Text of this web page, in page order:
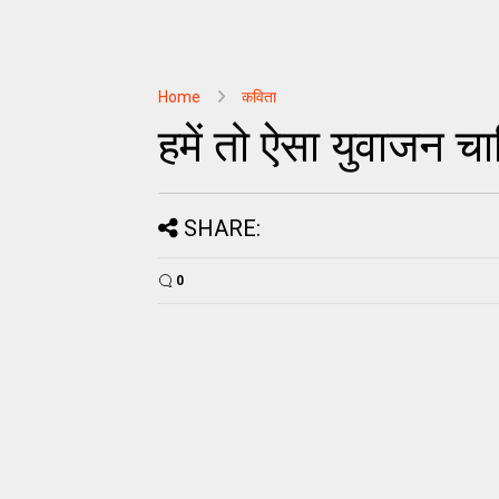
Home कविता
हमें तो ऐसा युवाजन
SHARE:
0